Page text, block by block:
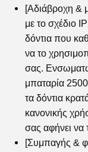
[Αδιάβροχη &
με το σχέδιο
δόντια που
να το
σας.
μπαταρία
τα δόντια
κανονικής
σας αφήνει να
[Συμπαγής &